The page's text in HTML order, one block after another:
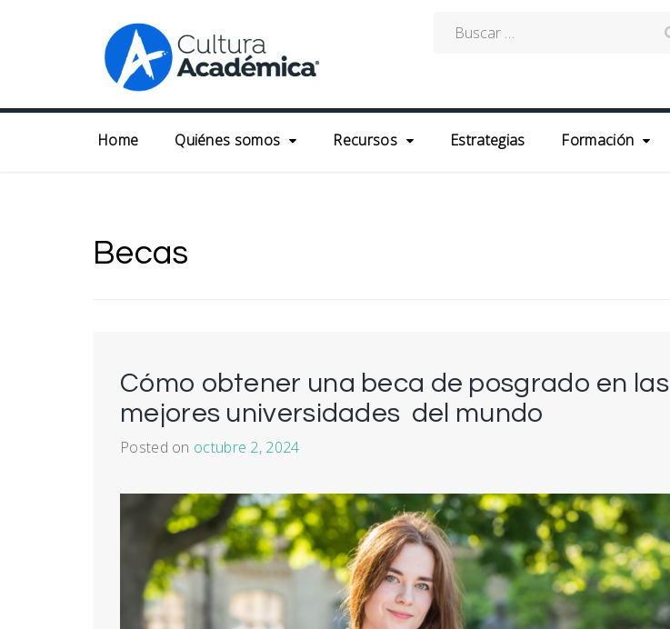
Home Quiénes somos Recursos Estrategias Formación
Becas
Cómo obtener una beca de posgrado en las
mejores universidades del mundo
Posted on octubre 2, 2024